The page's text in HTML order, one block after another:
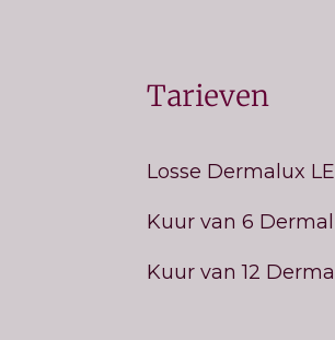
Tarieven
Losse Dermalux
Kuur van 6
Kuur van 12